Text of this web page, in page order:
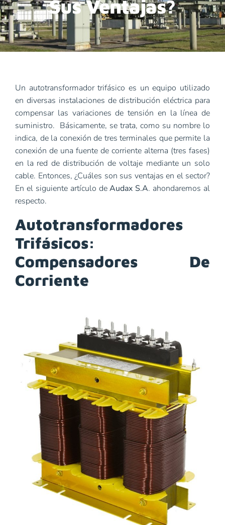
Sus Ventajas?
Un autotransformador trifásico es un equipo utilizado
en diversas instalaciones de distribución eléctrica para
compensar las variaciones de tensión en la línea de
suministro. Básicamente, se trata, como su nombre lo
indica, de la conexión de tres terminales que permite la
conexión de una fuente de corriente alterna (tres fases)
en la red de distribución de voltaje mediante un solo
cable. Entonces, ¿Cuáles son sus ventajas en el sector?
En el siguiente artículo deAudax S.A. ahondaremos al
respecto.
Autotransformadores
Trifásicos:
Compensadores De
Corriente